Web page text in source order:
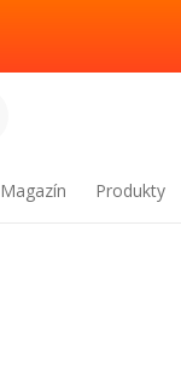
Magazín Produkty